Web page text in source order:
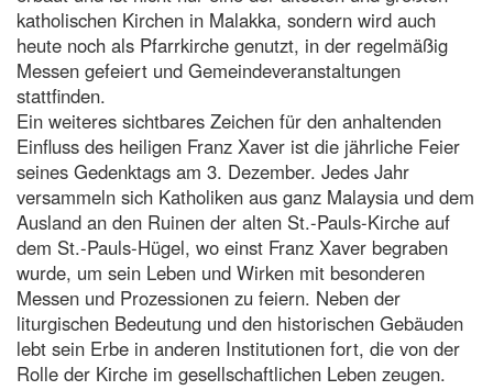
katholischen Kirchen in Malakka, sondern wird auch
heute noch als Pfarrkirche genutzt, in der regelmäßig
Messen gefeiert und Gemeindeveranstaltungen
stattfinden.
Ein weiteres sichtbares Zeichen für den anhaltenden
Einfluss des heiligen Franz Xaver ist die jährliche Feier
seines Gedenktags am 3. Dezember. Jedes Jahr
versammeln sich Katholiken aus ganz Malaysia und dem
Ausland an den Ruinen der alten St.-Pauls-Kirche auf
dem St.-Pauls-Hügel, wo einst Franz Xaver begraben
wurde, um sein Leben und Wirken mit besonderen
Messen und Prozessionen zu feiern. Neben der
liturgischen Bedeutung und den historischen Gebäuden
lebt sein Erbe in anderen Institutionen fort, die von der
Rolle der Kirche im gesellschaftlichen Leben zeugen.